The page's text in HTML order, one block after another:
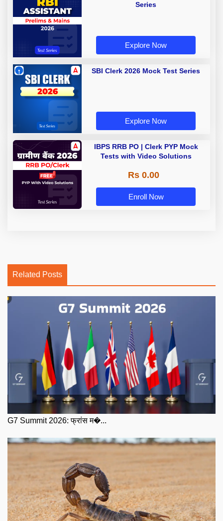
Series
Explore Now
SBI Clerk 2026 Mock Test Series
Explore Now
IBPS RRB PO | Clerk PYP Mock
Tests with Video Solutions
Rs 0.00
Enroll Now
Related Posts
G7 Summit 2026: फ्रांस म�...